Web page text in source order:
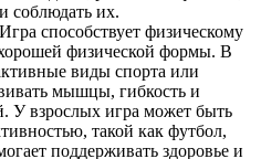
соблюдать их.
Игра способствует физическому
физической формы. В
виды спорта или
мышцы, гибкость и
У взрослых игра может быть
такой как футбол,
поддерживать здоровье и